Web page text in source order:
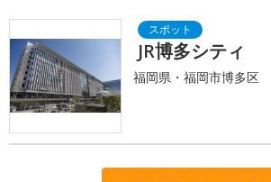
JR博多シティ
福岡県・福岡市博多区